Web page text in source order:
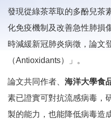
發現從綠茶萃取的多酚兒茶
化免疫機制及改善急性肺損
時減緩新冠肺炎病徵，論文
（Antioxidants）」。
論文共同作者、 海洋大學食
素已證實可對抗流感病毒，
製的能力，也能降低病毒造